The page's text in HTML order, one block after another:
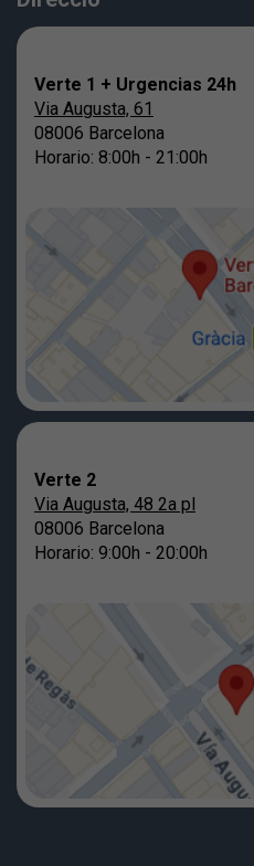
Verte 1 + Urgencias 24h
Via Augusta, 61
08006 Barcelona
Horario: 8:00h - 21:00h
Verte 2
Via Augusta, 48 2a pl
08006 Barcelona
Horario: 9:00h - 20:00h